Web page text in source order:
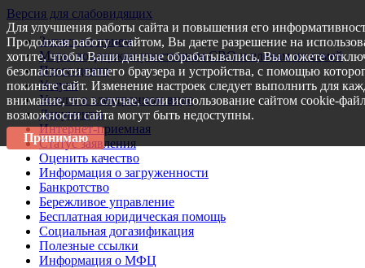
Версия для слабовидящих
Запись на прием
Меры поддержки участникам СВО и членам их семей
Пресс-центр
Услуги
Услуги в электронном виде
Документы
Интернет-приемная
Статус заявления
Оценить качество
Информация о загруженности
Банкротство
Бережливое управление
Бесплатная юридическая помощь
Социальная догазификация
Полезные ссылки
Информация о МФЦ
Для улучшения работы сайта и повышения его
Продолжая работу с сайтом, Вы даете разрешение на
хотите, чтобы Ваши данные обрабатывались, Вы можете
безопасности вашего браузера и устройства, с помощью
покиньте сайт. Изменение настроек следует выполнить для
внимание, что в случае, если использование сайтом cookie-
возможности сайта могут быть недоступны.
Принимаю